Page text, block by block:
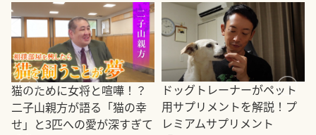
猫のために女将と喧嘩！？
二子山親方が語る「猫の幸
せ」と3匹への愛が深すぎて
ドッグトレーナーがペット
用サプリメントを解説！プ
レミアムサプリメント